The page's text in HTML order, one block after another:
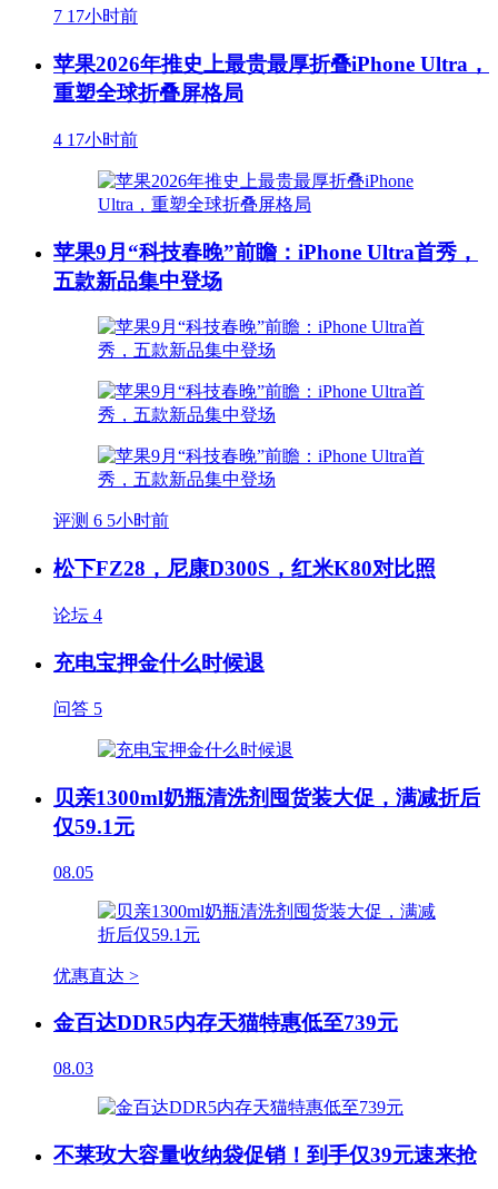
7 17小时前
苹果2026年推史上最贵最厚折叠iPhone Ultra，
重塑全球折叠屏格局
4 17小时前
苹果9月“科技春晚”前瞻：iPhone Ultra首秀，
五款新品集中登场
评测 6 5小时前
松下FZ28，尼康D300S，红米K80对比照
论坛 4
充电宝押金什么时候退
问答 5
贝亲1300ml奶瓶清洗剂囤货装大促，满减折后
仅59.1元
08.05
优惠直达 >
金百达DDR5内存天猫特惠低至739元
08.03
不莱玫大容量收纳袋促销！到手仅39元速来抢